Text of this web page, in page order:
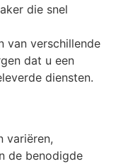
die snel
van verschillende
dat u een
diensten.
variëren,
de benodigde